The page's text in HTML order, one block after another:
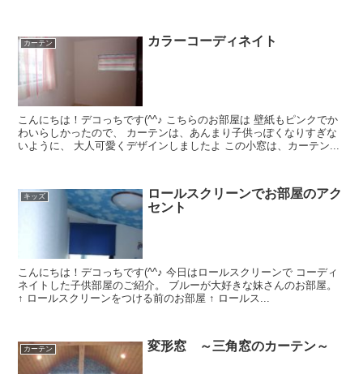
カーテン カラーコーディネイト
こんにちは！デコっちです(^^♪ こちらのお部屋は 壁紙もピンクでか
わいらしかったので、 カーテンは、あんまり子供っぽくなりすぎな
いように、 大人可愛くデザインしましたよ この小窓は、カーテン...
キッズ
ロールスクリーンでお部屋のアク
セント
こんにちは！デコっちです(^^♪ 今日はロールスクリーンで コーディ
ネイトした子供部屋のご紹介。 ブルーが大好きな妹さんのお部屋。
↑ ロールスクリーンをつける前のお部屋 ↑ ロールス...
カーテン 変形窓 ～三角窓のカーテン～